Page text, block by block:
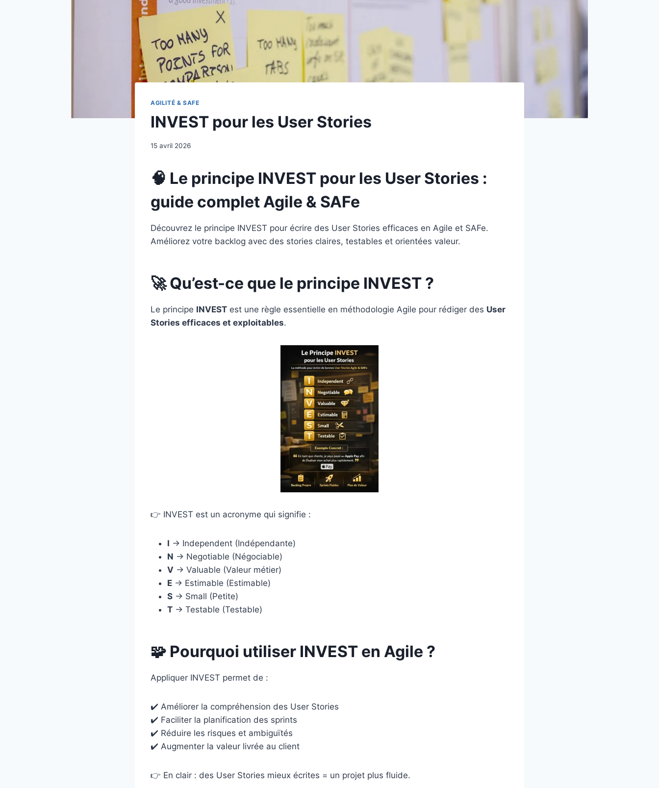
AGILITÉ & SAFE
INVEST pour les User Stories
15 avril 2026
🧠 Le principe INVEST pour les User Stories :
guide complet Agile & SAFe
Découvrez le principe INVEST pour écrire des User Stories efficaces en Agile et SAFe.
Améliorez votre backlog avec des stories claires, testables et orientées valeur.
🚀 Qu’est-ce que le principe INVEST ?
Le principe INVEST est une règle essentielle en méthodologie Agile pour rédiger des User
Stories efficaces et exploitables.
👉 INVEST est un acronyme qui signifie :
I → Independent (Indépendante)
N → Negotiable (Négociable)
V → Valuable (Valeur métier)
E → Estimable (Estimable)
S → Small (Petite)
T → Testable (Testable)
🧩 Pourquoi utiliser INVEST en Agile ?
Appliquer INVEST permet de :
✔️ Améliorer la compréhension des User Stories
✔️ Faciliter la planification des sprints
✔️ Réduire les risques et ambiguïtés
✔️ Augmenter la valeur livrée au client
👉 En clair : des User Stories mieux écrites = un projet plus fluide.